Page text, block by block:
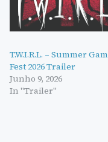
T.W.I.R.L. – Summer
Fest 2026 Trailer
Junho 9, 2026
In "Trailer"